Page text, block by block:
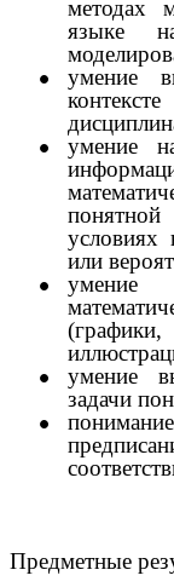
методах
языке
умение
умение
условиях
или
умение
умение
задачи
Предметные